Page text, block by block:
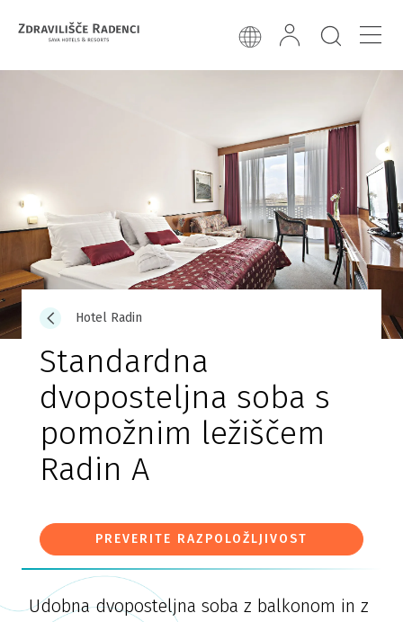
Hotel Radin
Standardna
dvoposteljna soba s
pomožnim ležiščem
Radin A
PREVERITE RAZPOLOŽLJIVOST
Udobna dvoposteljna soba z balkonom in z